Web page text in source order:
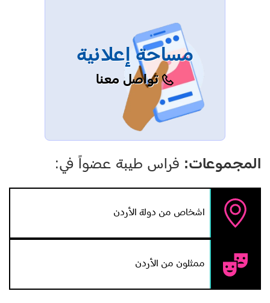
مساحة إعلانية
تواصل معنا
المجموعات: فراس طيبة عضواً في:
اشخاص من دولة الأردن
ممثلون من الأردن